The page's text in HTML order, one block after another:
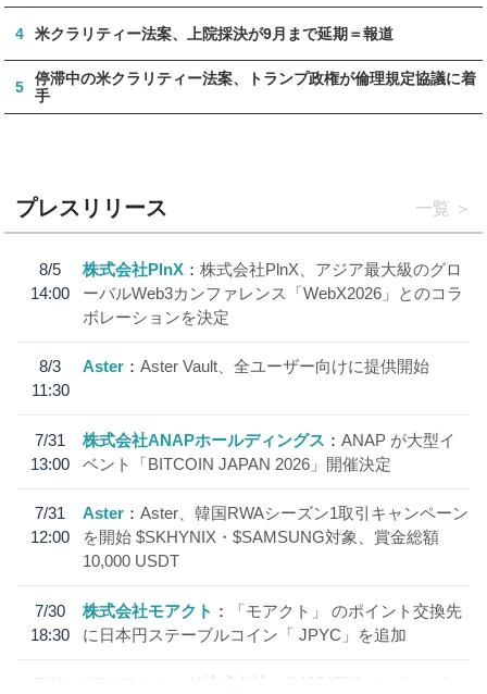
4 米クラリティー法案、上院採決が9月まで延期＝報道
5
停滞中の米クラリティー法案、トランプ政権が倫理規定協議に着
手
プレスリリース 一覧
8/5
14:00
株式会社PlnX
株式会社PlnX、アジア最大級のグロ
ーバルWeb3カンファレンス「WebX2026」とのコラ
ボレーションを決定
8/3
11:30
Aster Aster Vault、全ユーザー向けに提供開始
7/31
13:00
株式会社ANAPホールディングス
ANAP が大型イ
ベント「BITCOIN JAPAN 2026」開催決定
7/31
12:00
Aster
Aster、韓国RWAシーズン1取引キャンペーン
を開始 $SKHYNIX・$SAMSUNG対象、賞金総額
10,000 USDT
7/30
18:30
株式会社モアクト
「モアクト」 のポイント交換先
に日本円ステーブルコイン「 JPYC」を追加
7/29 SBI VCトレード株式会社 信託型円建てステーブル